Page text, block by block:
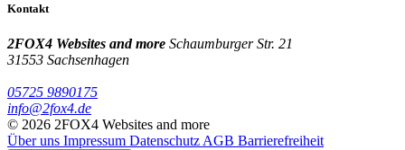
Kontakt
2FOX4 Websites and more Schaumburger Str. 21
31553 Sachsenhagen
05725 9890175
info@2fox4.de
© 2026 2FOX4 Websites and more
Über uns Impressum Datenschutz AGB Barrierefreiheit